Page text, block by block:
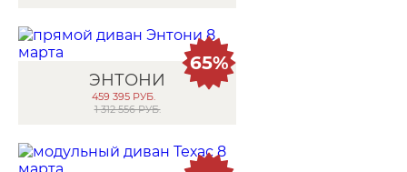
ЭНТОНИ
459 395 РУБ.
1 312 556 РУБ.
65%